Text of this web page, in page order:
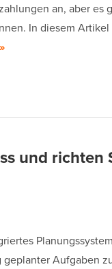
an, aber es
In diesem
und richten
Aufgaben